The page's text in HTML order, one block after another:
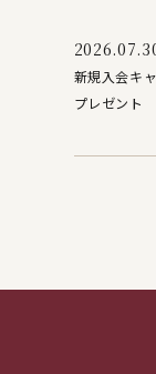
新規入会キ
プレゼント